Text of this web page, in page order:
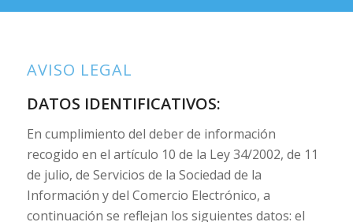
AVISO LEGAL
DATOS IDENTIFICATIVOS:
En cumplimiento del deber de información
recogido en el artículo 10 de la Ley 34/2002, de 11
de julio, de Servicios de la Sociedad de la
Información y del Comercio Electrónico, a
continuación se reflejan los siguientes datos: el